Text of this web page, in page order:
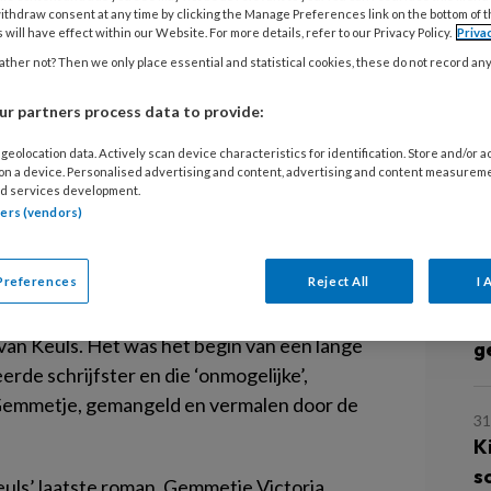
in een roman van Yvonne Keuls,
Niet veel beter, vermoedelijk.
mocht niet van de jeugdzorg. Ik heb in
ben ik weggestuurd of weggelopen.
of acht, met pleegvaders die niet van
dan de schuld van… Onhandelbaar, dat
zich in 1973 in het pas geopende
woorden kracht bij te zetten, smeet ze
Keuls. Het was het begin van een lange
schrijfster en die ‘onmogelijke’,
gemangeld en vermalen door de
consent at any time by clicking the Manage Preferences link on the bottom of
will have effect within our Website. For more details, refer to our Privacy Policy.
not? Then we only place essential and statistical cookies, these do not record
partners process data to provide:
data. Actively scan device characteristics for identification. Store and/or
a device. Personalised advertising and content, advertising and content
services development.
(vendors)
Reject All I